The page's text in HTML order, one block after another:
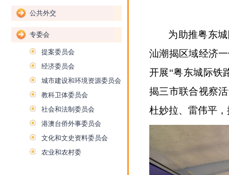
公共外交
专委会
提案委员会
经济委员会
城市建设和环境资源委员会
教科卫体委员会
社会和法制委员会
港澳台侨外事委员会
文化和文史资料委员会
农业和农村委
为助推粤东
汕潮揭区域经济
开展“粤东城际铁
揭三市联合视察
杜妙拉、雷伟平